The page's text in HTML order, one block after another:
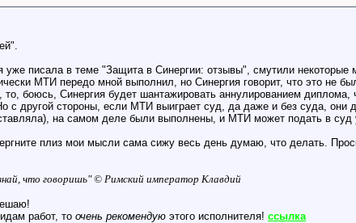
уже писала в теме "Защита в Синергии: отзывы", смутили
МТИ передо мной выполнил, но Синергия говорит, что это не
то, боюсь, Синергия будет шантажировать аннулированием
с другой стороны, если МТИ выиграет суд, да даже и без суда, они
на самом деле были выполнены, и МТИ может подать в суд
плиз мои мысли сама сижу весь день думаю, что делать.
что говоришь" © Римский император Клавдий
работ, то очень рекомендую этого исполнителя! ссылка